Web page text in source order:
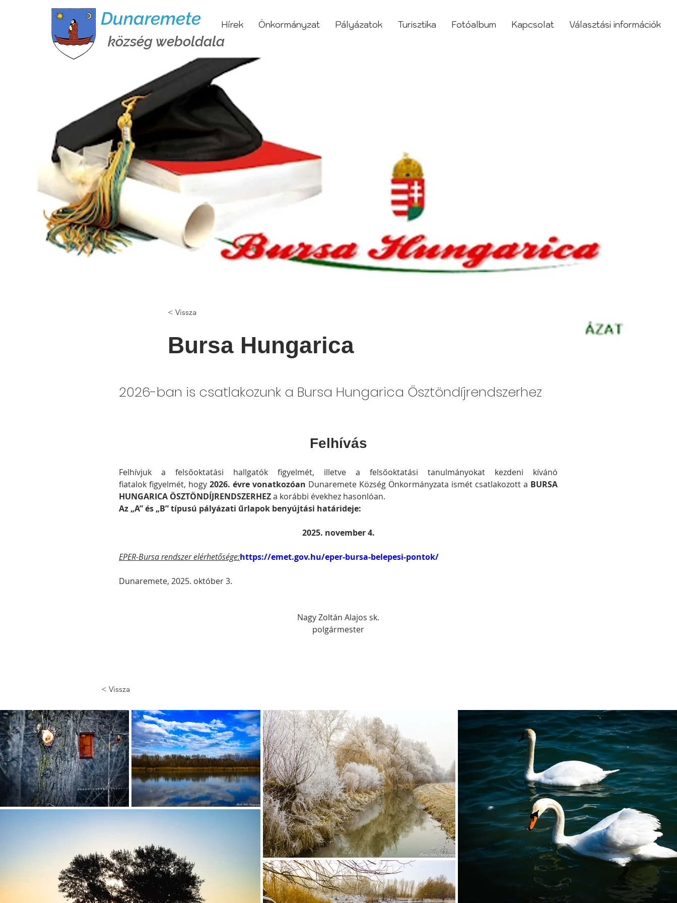
Dunaremete Hírek Önkormányzat Pályázatok Turisztika Fotóalbum Kapcsolat Választási információk
község weboldala
< Vissza
Bursa Hungarica
2026-ban is csatlakozunk a Bursa Hungarica Ösztöndíjrendszerhez
Felhívás
Felhívjuk a felsőoktatási hallgatók figyelmét, illetve a felsőoktatási tanulmányokat kezdeni kívánó
fiatalok figyelmét, hogy 2026. évre vonatkozóan Dunaremete Község Önkormányzata ismét csatlakozott a BURSA
HUNGARICA ÖSZTÖNDÍJRENDSZERHEZ a korábbi évekhez hasonlóan.
Az „A” és „B” típusú pályázati űrlapok benyújtási határideje:
2025. november 4.
EPER-Bursa rendszer elérhetősége:https://emet.gov.hu/eper-bursa-belepesi-pontok/
Dunaremete, 2025. október 3.
Nagy Zoltán Alajos sk.
polgármester
< Vissza